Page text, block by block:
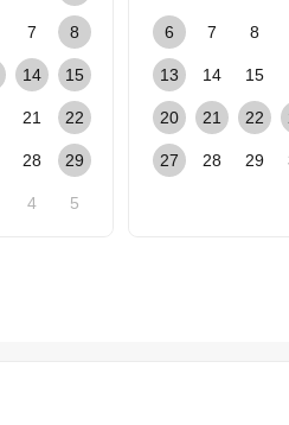
7 8
14 15
21 22
28 29
4 5
6 7 8
13 14 15
20 21 22
27 28 29